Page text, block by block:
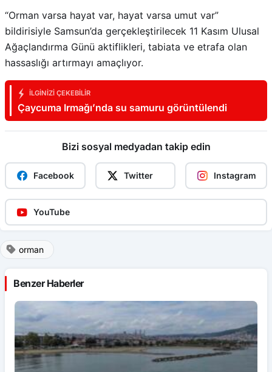
“Orman varsa hayat var, hayat varsa umut var”
bildirisiyle Samsun’da gerçekleştirilecek 11 Kasım Ulusal
Ağaçlandırma Günü aktiflikleri, tabiata ve etrafa olan
hassaslığı artırmayı amaçlıyor.
İLGINIZI ÇEKEBILIR
Çaycuma Irmağı’nda su samuru görüntülendi
Bizi sosyal medyadan takip edin
Facebook Twitter Instagram
YouTube
orman
Benzer Haberler